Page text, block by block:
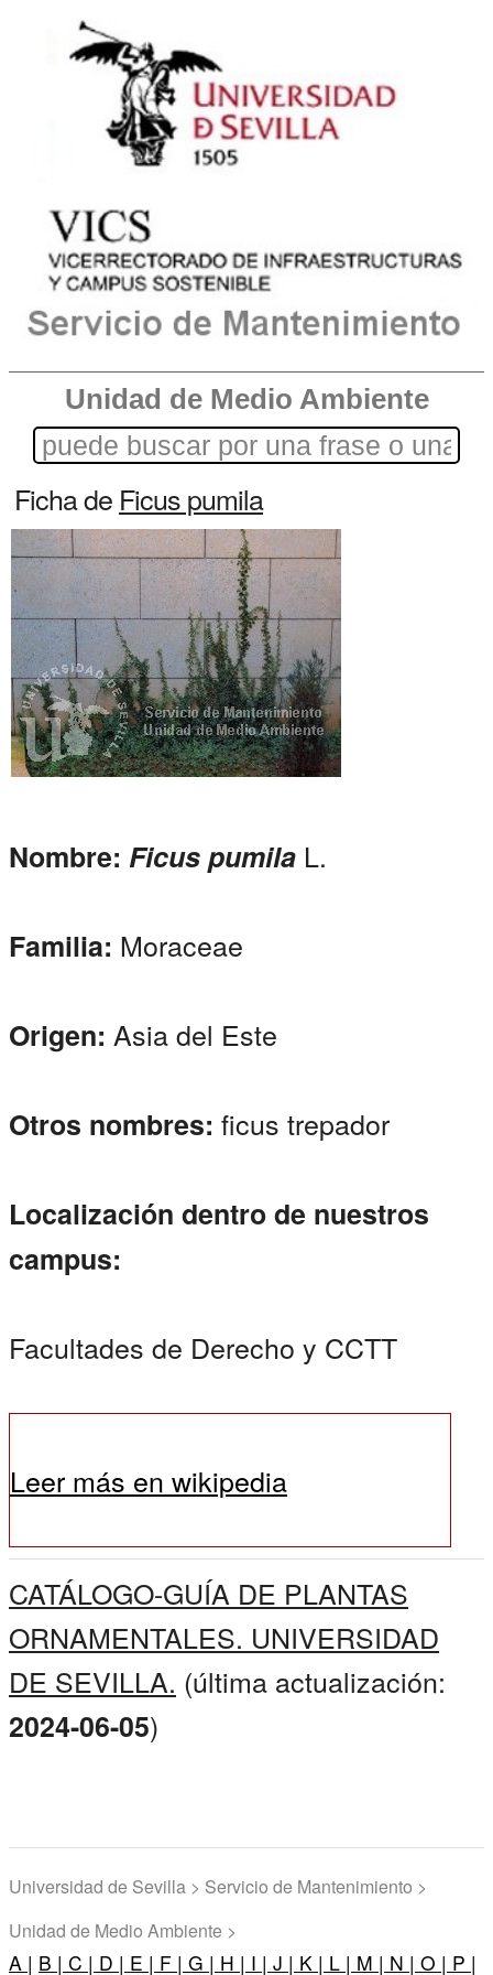
Unidad de Medio Ambiente
Ficha de Ficus pumila
Nombre: Ficus pumila L.
Familia: Moraceae
Origen: Asia del Este
Otros nombres: ficus trepador
Localización dentro de nuestros
campus:
Facultades de Derecho y CCTT
Leer más en wikipedia
CATÁLOGO-GUÍA DE PLANTAS
ORNAMENTALES. UNIVERSIDAD
DE SEVILLA. (última actualización:
2024-06-05)
Universidad de Sevilla > Servicio de Mantenimiento >
Unidad de Medio Ambiente >
A | B | C | D | E | F | G | H | I | J | K | L | M | N | O | P |